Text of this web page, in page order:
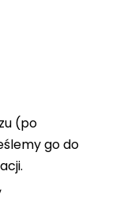
(po
go do